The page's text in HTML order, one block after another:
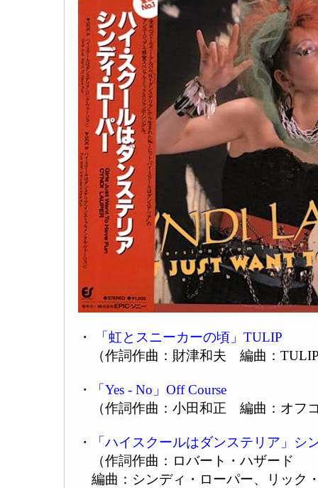
・
「虹とスニーカーの頃」TULIP
（作詞作曲：財津和夫 編曲：
・
「Yes - No」Off Course
（作詞作曲：小田和正 編曲：オフ
・
「ハイスクールはダンステリア」シ
（作詞作曲：ロバート・ハザード
編曲：シンディ・ローパー、リック